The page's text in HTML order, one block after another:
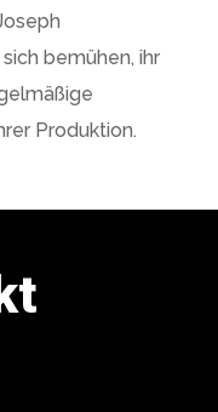
bemühen, ihr
Produktion.